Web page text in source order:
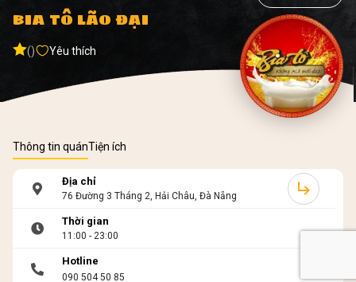
BIA TÔ LÃO ĐẠI
() Yêu thích
Thông tin quánTiện ích
Địa chỉ
76 Đường 3 Tháng 2, Hải Châu, Đà Nẵng
Thời gian
11:00 - 23:00
Hotline
090 504 50 85